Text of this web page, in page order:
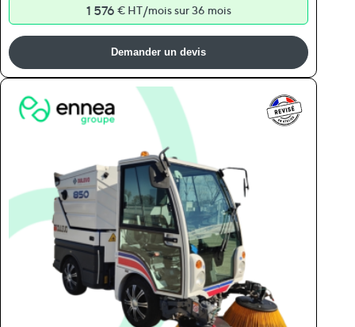
1 576 € HT/mois sur 36 mois
Demander un devis